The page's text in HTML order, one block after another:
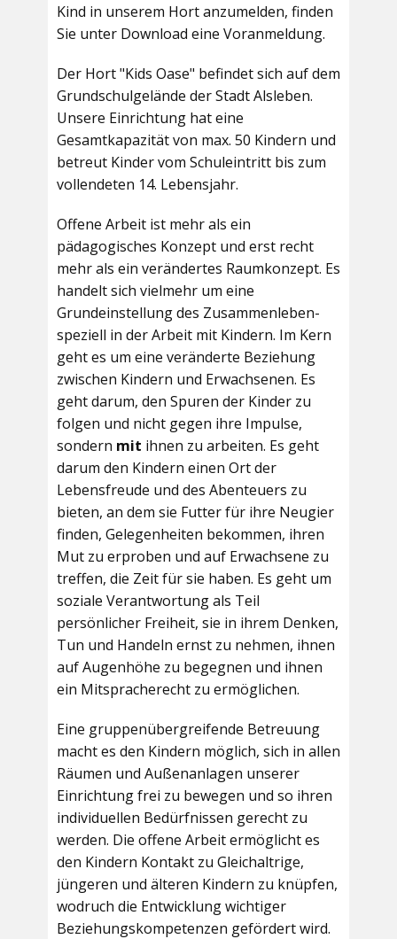
Kind in unserem Hort anzumelden, finden
Sie unter Download eine Voranmeldung.
Der Hort "Kids Oase" befindet sich auf dem
Grundschulgelände der Stadt Alsleben.
Unsere Einrichtung hat eine
Gesamtkapazität von max. 50 Kindern und
betreut Kinder vom Schuleintritt bis zum
vollendeten 14. Lebensjahr.
Offene Arbeit ist mehr als ein
pädagogisches Konzept und erst recht
mehr als ein verändertes Raumkonzept. Es
handelt sich vielmehr um eine
Grundeinstellung des Zusammenleben-
speziell in der Arbeit mit Kindern. Im Kern
geht es um eine veränderte Beziehung
zwischen Kindern und Erwachsenen. Es
geht darum, den Spuren der Kinder zu
folgen und nicht gegen ihre Impulse,
sondern mit ihnen zu arbeiten. Es geht
darum den Kindern einen Ort der
Lebensfreude und des Abenteuers zu
bieten, an dem sie Futter für ihre Neugier
finden, Gelegenheiten bekommen, ihren
Mut zu erproben und auf Erwachsene zu
treffen, die Zeit für sie haben. Es geht um
soziale Verantwortung als Teil
persönlicher Freiheit, sie in ihrem Denken,
Tun und Handeln ernst zu nehmen, ihnen
auf Augenhöhe zu begegnen und ihnen
ein Mitspracherecht zu ermöglichen.
Eine gruppenübergreifende Betreuung
macht es den Kindern möglich, sich in allen
Räumen und Außenanlagen unserer
Einrichtung frei zu bewegen und so ihren
individuellen Bedürfnissen gerecht zu
werden. Die offene Arbeit ermöglicht es
den Kindern Kontakt zu Gleichaltrige,
jüngeren und älteren Kindern zu knüpfen,
wodruch die Entwicklung wichtiger
Beziehungskompetenzen gefördert wird.